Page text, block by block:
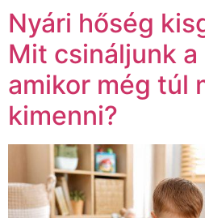
Nyári hőség
Mit csináljunk a
amikor még túl
kimenni?